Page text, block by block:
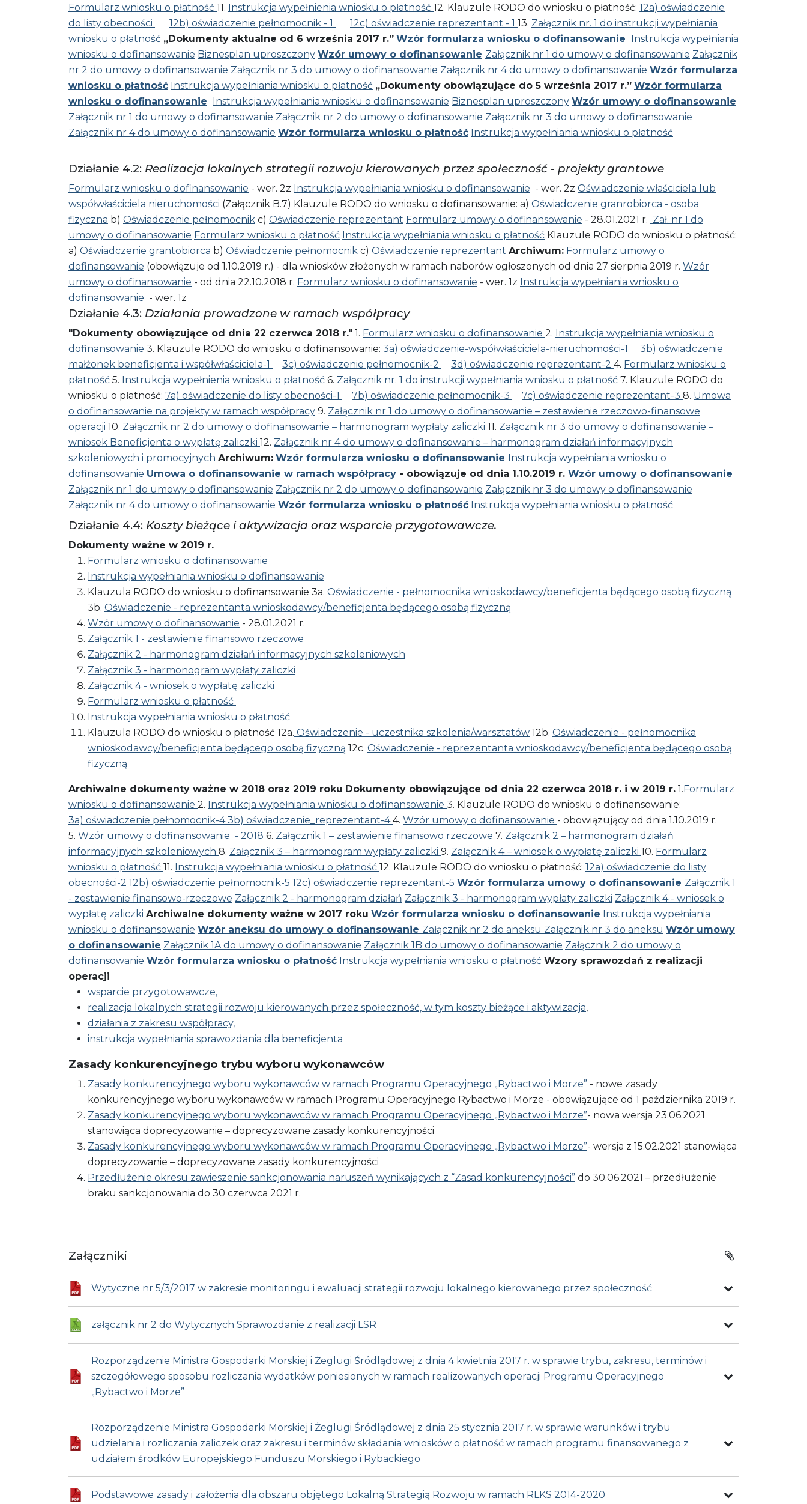
Formularz wniosku o płatność 11. Instrukcja wypełnienia wniosku o płatność 12. Klauzule RODO do wniosku o płatność: 12a) oświadczenie
do listy obecności
12b) oświadczenie pełnomocnik - 1 12c) oświadczenie reprezentant - 1 13. Załącznik nr. 1 do instrukcji wypełniania
wniosku o płatność „Dokumenty aktualne od 6 września 2017 r.” Wzór formularza wniosku o dofinansowanie Instrukcja wypełniania
wniosku o dofinansowanie Biznesplan uproszczony Wzór umowy o dofinansowanie Załącznik nr 1 do umowy o dofinansowanie Załącznik
nr 2 do umowy o dofinansowanie Załącznik nr 3 do umowy o dofinansowanie Załącznik nr 4 do umowy o dofinansowanie Wzór formularza
wniosku o płatność Instrukcja wypełniania wniosku o płatność „Dokumenty obowiązujące do 5 września 2017 r.” Wzór formularza
wniosku o dofinansowanie Instrukcja wypełniania wniosku o dofinansowanie Biznesplan uproszczony Wzór umowy o dofinansowanie
Załącznik nr 1 do umowy o dofinansowanie Załącznik nr 2 do umowy o dofinansowanie Załącznik nr 3 do umowy o dofinansowanie
Załącznik nr 4 do umowy o dofinansowanie Wzór formularza wniosku o płatność Instrukcja wypełniania wniosku o płatność
Działanie 4.2: Realizacja lokalnych strategii rozwoju kierowanych przez społeczność - projekty grantowe
Formularz wniosku o dofinansowanie - wer. 2z Instrukcja wypełniania wniosku o dofinansowanie - wer. 2z Oświadczenie właściciela lub
współwłaściciela nieruchomości (Załącznik B.7) Klauzule RODO do wniosku o dofinansowanie: a) Oświadczenie granrobiorca - osoba
fizyczna b) Oświadczenie pełnomocnik c) Oświadczenie reprezentant Formularz umowy o dofinansowanie - 28.01.2021 r. Zał. nr 1 do
umowy o dofinansowanie Formularz wniosku o płatność Instrukcja wypełniania wniosku o płatność Klauzule RODO do wniosku o płatność:
a) Oświadczenie grantobiorca b) Oświadczenie pełnomocnik c) Oświadczenie reprezentant Archiwum: Formularz umowy o
dofinansowanie (obowiązuje od 1.10.2019 r.) - dla wniosków złożonych w ramach naborów ogłoszonych od dnia 27 sierpnia 2019 r. Wzór
umowy o dofinansowanie - od dnia 22.10.2018 r. Formularz wniosku o dofinansowanie - wer. 1z Instrukcja wypełniania wniosku o
dofinansowanie - wer. 1z
Działanie 4.3: Działania prowadzone w ramach współpracy
"Dokumenty obowiązujące od dnia 22 czerwca 2018 r." 1. Formularz wniosku o dofinansowanie 2. Instrukcja wypełniania wniosku o
dofinansowanie 3. Klauzule RODO do wniosku o dofinansowanie: 3a) oświadczenie-współwłaściciela-nieruchomości-1
3b) oświadczenie
małżonek beneficjenta i współwłaściciela-1
3c) oświadczenie pełnomocnik-2 3d) oświadczenie reprezentant-2 4. Formularz wniosku o
płatność 5. Instrukcja wypełnienia wniosku o płatność 6. Załącznik nr. 1 do instrukcji wypełniania wniosku o płatność 7. Klauzule RODO do
wniosku o płatność: 7a) oświadczenie do listy obecności-1 7b) oświadczenie pełnomocnik-3 7c) oświadczenie reprezentant-3 8. Umowa
o dofinansowanie na projekty w ramach współpracy 9. Załącznik nr 1 do umowy o dofinansowanie – zestawienie rzeczowo-finansowe
operacji 10. Załącznik nr 2 do umowy o dofinansowanie – harmonogram wypłaty zaliczki 11. Załącznik nr 3 do umowy o dofinansowanie –
wniosek Beneficjenta o wypłatę zaliczki 12. Załącznik nr 4 do umowy o dofinansowanie – harmonogram działań informacyjnych
szkoleniowych i promocyjnych Archiwum: Wzór formularza wniosku o dofinansowanie Instrukcja wypełniania wniosku o
dofinansowanie Umowa o dofinansowanie w ramach współpracy - obowiązuje od dnia 1.10.2019 r. Wzór umowy o dofinansowanie
Załącznik nr 1 do umowy o dofinansowanie Załącznik nr 2 do umowy o dofinansowanie Załącznik nr 3 do umowy o dofinansowanie
Załącznik nr 4 do umowy o dofinansowanie Wzór formularza wniosku o płatność Instrukcja wypełniania wniosku o płatność
Działanie 4.4: Koszty bieżące i aktywizacja oraz wsparcie przygotowawcze.
Dokumenty ważne w 2019 r.
Formularz wniosku o dofinansowanie
Instrukcja wypełniania wniosku o dofinansowanie
Klauzula RODO do wniosku o dofinansowanie 3a. Oświadczenie - pełnomocnika wnioskodawcy/beneficjenta będącego osobą fizyczną
3b. Oświadczenie - reprezentanta wnioskodawcy/beneficjenta będącego osobą fizyczną
Wzór umowy o dofinansowanie - 28.01.2021 r.
Załącznik 1 - zestawienie finansowo rzeczowe
Załącznik 2 - harmonogram działań informacyjnych szkoleniowych
Załącznik 3 - harmonogram wypłaty zaliczki
Załącznik 4 - wniosek o wypłatę zaliczki
Formularz wniosku o płatność
Instrukcja wypełniania wniosku o płatność
Klauzula RODO do wniosku o płatność 12a. Oświadczenie - uczestnika szkolenia/warsztatów 12b. Oświadczenie - pełnomocnika
wnioskodawcy/beneficjenta będącego osobą fizyczną 12c. Oświadczenie - reprezentanta wnioskodawcy/beneficjenta będącego osobą
fizyczną
Archiwalne dokumenty ważne w 2018 oraz 2019 roku Dokumenty obowiązujące od dnia 22 czerwca 2018 r. i w 2019 r. 1.Formularz
wniosku o dofinansowanie 2. Instrukcja wypełniania wniosku o dofinansowanie 3. Klauzule RODO do wniosku o dofinansowanie:
3a) oświadczenie pełnomocnik-43b) oświadczenie_reprezentant-44. Wzór umowy o dofinansowanie - obowiązujący od dnia 1.10.2019 r.
5. Wzór umowy o dofinansowanie - 2018 6. Załącznik 1 – zestawienie finansowo rzeczowe 7. Załącznik 2 – harmonogram działań
informacyjnych szkoleniowych 8. Załącznik 3 – harmonogram wypłaty zaliczki 9. Załącznik 4 – wniosek o wypłatę zaliczki 10. Formularz
wniosku o płatność 11. Instrukcja wypełniania wniosku o płatność 12. Klauzule RODO do wniosku o płatność: 12a) oświadczenie do listy
obecności-2 12b) oświadczenie pełnomocnik-5 12c) oświadczenie reprezentant-5 Wzór formularza umowy o dofinansowanie Załącznik 1
- zestawienie finansowo-rzeczowe Załącznik 2 - harmonogram działań Załącznik 3 - harmonogram wypłaty zaliczki Załącznik 4 - wniosek o
wypłatę zaliczki Archiwalne dokumenty ważne w 2017 roku Wzór formularza wniosku o dofinansowanie Instrukcja wypełniania
wniosku o dofinansowanie Wzór aneksu do umowy o dofinansowanie Załącznik nr 2 do aneksu Załącznik nr 3 do aneksu Wzór umowy
o dofinansowanie Załącznik 1A do umowy o dofinansowanie Załącznik 1B do umowy o dofinansowanie Załącznik 2 do umowy o
dofinansowanie Wzór formularza wniosku o płatność Instrukcja wypełniania wniosku o płatność Wzory sprawozdań z realizacji
operacji
wsparcie przygotowawcze,
realizacja lokalnych strategii rozwoju kierowanych przez społeczność, w tym koszty bieżące i aktywizacja,
działania z zakresu współpracy,
instrukcja wypełniania sprawozdania dla beneficjenta
Zasady konkurencyjnego trybu wyboru wykonawców
Zasady konkurencyjnego wyboru wykonawców w ramach Programu Operacyjnego „Rybactwo i Morze” - nowe​ zasady​
konkurencyjnego​ wyboru​ wykonawców​ w​ ramach​ Programu​ Operacyjnego​ Rybactwo​ i​ Morze​ - obowiązujące​ od​ 1​ października​ 2019 r.
Zasady konkurencyjnego wyboru wykonawców w ramach Programu Operacyjnego „Rybactwo i Morze”- nowa wersja 23.06.2021
stanowiąca doprecyzowanie – doprecyzowane​ zasady​ konkurencyjności
Zasady konkurencyjnego wyboru wykonawców w ramach Programu Operacyjnego „Rybactwo i Morze”- wersja z 15.02.2021 stanowiąca
doprecyzowanie – doprecyzowane​ zasady​ konkurencyjności
Przedłużenie okresu zawieszenie sankcjonowania naruszeń wynikających z “Zasad konkurencyjności” do 30.06.2021 – przedłużenie​
braku​ sankcjonowania​ do​ 30​ czerwca 2021 r.
Załączniki
Wytyczne nr 5/3/2017 w zakresie monitoringu i ewaluacji strategii rozwoju lokalnego kierowanego przez społeczność
załącznik nr 2 do Wytycznych Sprawozdanie z realizacji LSR
Rozporządzenie Ministra Gospodarki Morskiej i Żeglugi Śródlądowej z dnia 4 kwietnia 2017 r. w sprawie trybu, zakresu, terminów i
szczegółowego sposobu rozliczania wydatków poniesionych w ramach realizowanych operacji Programu Operacyjnego
„Rybactwo i Morze”
Rozporządzenie Ministra Gospodarki Morskiej i Żeglugi Śródlądowej z dnia 25 stycznia 2017 r. w sprawie warunków i trybu
udzielania i rozliczania zaliczek oraz zakresu i terminów składania wniosków o płatność w ramach programu finansowanego z
udziałem środków Europejskiego Funduszu Morskiego i Rybackiego
Podstawowe zasady i założenia dla obszaru objętego Lokalną Strategią Rozwoju w ramach RLKS 2014-2020